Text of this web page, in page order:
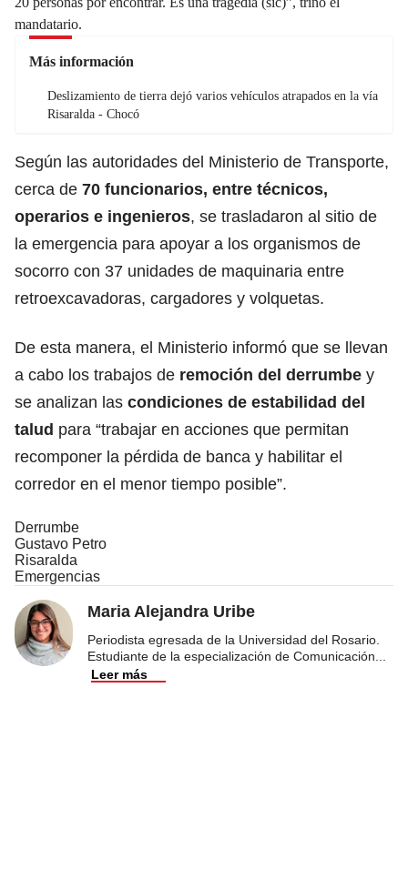
mandatario.
Más información
Deslizamiento de tierra dejó varios vehículos atrapados en la vía
Risaralda - Chocó
Según las autoridades del Ministerio de Transporte,
cerca de 70 funcionarios, entre técnicos,
operarios e ingenieros, se trasladaron al sitio de
la emergencia para apoyar a los organismos de
socorro con 37 unidades de maquinaria entre
retroexcavadoras, cargadores y volquetas.
De esta manera, el Ministerio informó que se llevan
a cabo los trabajos de remoción del derrumbe y
se analizan las condiciones de estabilidad del
talud para “trabajar en acciones que permitan
recomponer la pérdida de banca y habilitar el
corredor en el menor tiempo posible”.
Derrumbe
Gustavo Petro
Risaralda
Emergencias
Maria Alejandra Uribe
Periodista egresada de la Universidad del Rosario.
Estudiante de la especialización de Comunicación
Leer más